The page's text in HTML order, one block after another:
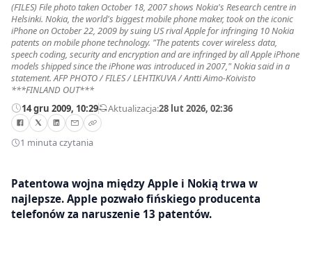
(FILES) File photo taken October 18, 2007 shows Nokia's Research centre in
Helsinki. Nokia, the world's biggest mobile phone maker, took on the iconic
iPhone on October 22, 2009 by suing US rival Apple for infringing 10 Nokia
patents on mobile phone technology. "The patents cover wireless data,
speech coding, security and encryption and are infringed by all Apple iPhone
models shipped since the iPhone was introduced in 2007," Nokia said in a
statement. AFP PHOTO / FILES / LEHTIKUVA / Antti Aimo-Koivisto
***FINLAND OUT***
14 gru 2009, 10:29—Aktualizacja:28 lut 2026, 02:36
1 minuta czytania
Patentowa wojna między Apple i Nokią trwa w
najlepsze. Apple pozwało fińskiego producenta
telefonów za naruszenie 13 patentów.